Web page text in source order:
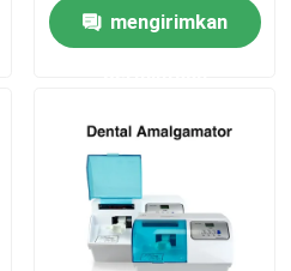
mengirimkan